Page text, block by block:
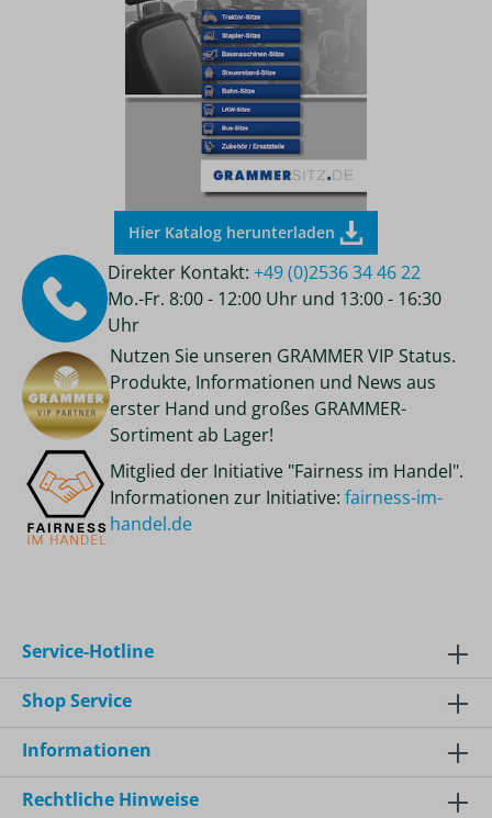
Hier Katalog herunterladen
Direkter Kontakt:+49 (0)2536 34 46 22
Mo.-Fr. 8:00 - 12:00 Uhr und 13:00 - 16:30
Uhr
Nutzen Sie unseren GRAMMER VIP Status.
Produkte, Informationen und News aus
erster Hand und großes GRAMMER-
Sortiment ab Lager!
Mitglied der Initiative "Fairness im Handel".
Informationen zur Initiative: fairness-im-
handel.de
Service-Hotline
Shop Service
Informationen
Rechtliche Hinweise